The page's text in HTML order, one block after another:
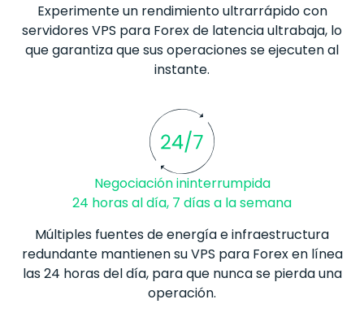
Experimente un rendimiento ultrarrápido con
servidores VPS para Forexde latencia ultrabaja, lo
que garantiza que sus operaciones se ejecuten al
instante.
Negociación ininterrumpida
24 horas al día, 7 días a la semana
Múltiples fuentes de energía e infraestructura
redundante mantienen su VPS para Forexen línea
las 24 horas del día, para que nunca se pierda una
operación.